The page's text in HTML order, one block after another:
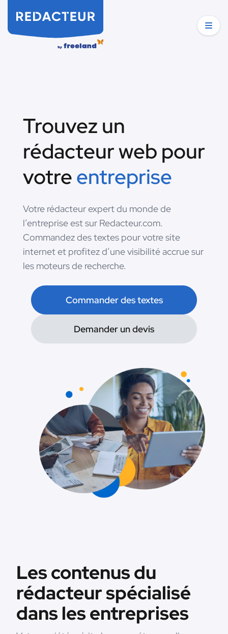
Trouvez un
rédacteur web pour
votreentreprise
Votre rédacteur expert du monde de
l’entreprise est sur Redacteur.com.
Commandez des textes pour votre site
internet et profitez d’une visibilité accrue sur
les moteurs de recherche.
Commander des textes
Demander un devis
Les contenus du
rédacteur spécialisé
dans les entreprises